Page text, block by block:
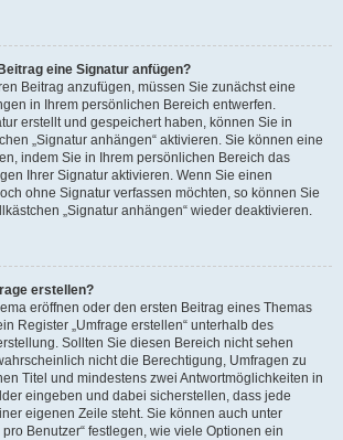
eine Signatur anfügen?
Beitrag anzufügen, müssen Sie zunächst eine
in Ihrem persönlichen Bereich entwerfen.
erstellt und gespeichert haben, können Sie in
„Signatur anhängen“ aktivieren. Sie können eine
indem Sie in Ihrem persönlichen Bereich das
Ihrer Signatur aktivieren. Wenn Sie einen
ohne Signatur verfassen möchten, so können Sie
„Signatur anhängen“ wieder deaktivieren.
erstellen?
eröffnen oder den ersten Beitrag eines Themas
Register „Umfrage erstellen“ unterhalb des
Sollten Sie diesen Bereich nicht sehen
nicht die Berechtigung, Umfragen zu
Titel und mindestens zwei Antwortmöglichkeiten in
eingeben und dabei sicherstellen, dass jede
eigenen Zeile steht. Sie können auch unter
Benutzer“ festlegen, wie viele Optionen ein